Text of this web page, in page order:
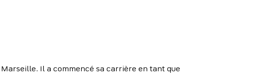
Il a commencé sa carrière en tant que